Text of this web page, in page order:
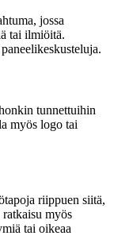
jossa
tai ilmiöitä.
tunnettuihin
myös logo tai
riippuen siitä,
ratkaisu myös
tai oikeaa